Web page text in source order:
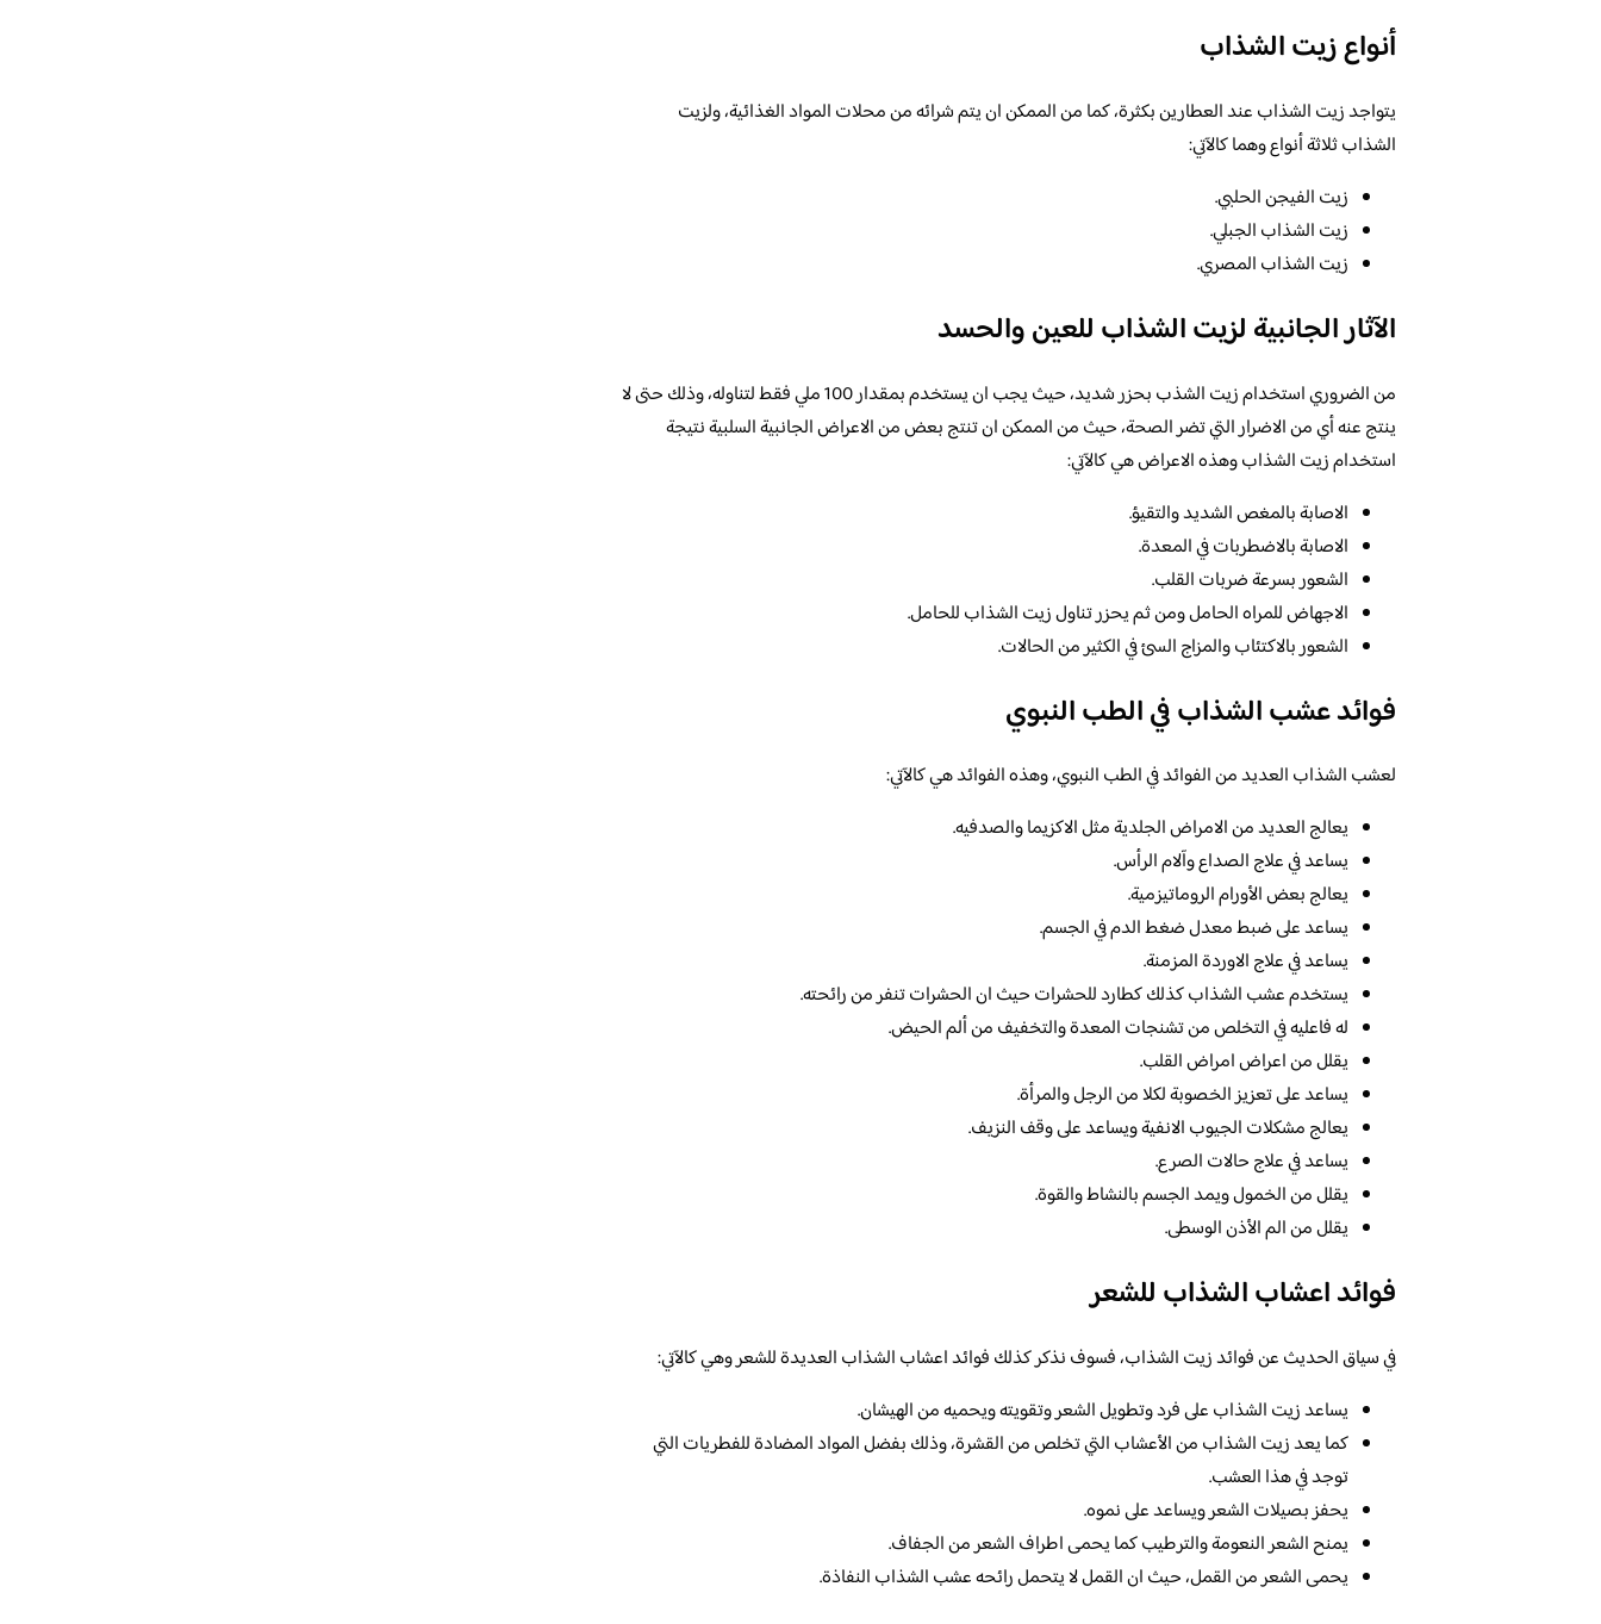
أنواع زيت الشذاب
يتواجد زيت الشذاب عند العطارين بكثرة، كما من الممكن ان يتم شرائه من محلات المواد الغذائية، ولزيت
الشذاب ثلاثة أنواع وهما كالآتي:
زيت الفيجن الحلبي.
زيت الشذاب الجبلي.
زيت الشذاب المصري.
الآثار الجانبية لزيت الشذاب للعين والحسد
من الضروري استخدام زيت الشذب بحزر شديد، حيث يجب ان يستخدم بمقدار 100 ملي فقط لتناوله، وذلك حتى لا
ينتج عنه أي من الاضرار التي تضر الصحة، حيث من الممكن ان تنتج بعض من الاعراض الجانبية السلبية نتيجة
استخدام زيت الشذاب وهذه الاعراض هي كالآتي:
الاصابة بالمغص الشديد والتقيؤ.
الاصابة بالاضطربات في المعدة.
الشعور بسرعة ضربات القلب.
الاجهاض للمراه الحامل ومن ثم يحزر تناول زيت الشذاب للحامل.
الشعور بالاكتئاب والمزاج السئ في الكثير من الحالات.
فوائد عشب الشذاب في الطب النبوي
لعشب الشذاب العديد من الفوائد في الطب النبوي، وهذه الفوائد هي كالآتي:
يعالج العديد من الامراض الجلدية مثل الاكزيما والصدفيه.
يساعد في علاج الصداع وآلام الرأس.
يعالج بعض الأورام الروماتيزمية.
يساعد على ضبط معدل ضغط الدم في الجسم.
يساعد في علاج الاوردة المزمنة.
يستخدم عشب الشذاب كذلك كطارد للحشرات حيث ان الحشرات تنفر من رائحته.
له فاعليه في التخلص من تشنجات المعدة والتخفيف من ألم الحيض.
يقلل من اعراض امراض القلب.
يساعد على تعزيز الخصوبة لكلا من الرجل والمرأة.
يعالج مشكلات الجيوب الانفية ويساعد على وقف النزيف.
يساعد في علاج حالات الصرع.
يقلل من الخمول ويمد الجسم بالنشاط والقوة.
يقلل من الم الأذن الوسطى.
فوائد اعشاب الشذاب للشعر
في سياق الحديث عن فوائد زيت الشذاب، فسوف نذكر كذلك فوائد اعشاب الشذاب العديدة للشعر وهي كالآتي:
يساعد زيت الشذاب على فرد وتطويل الشعر وتقويته ويحميه من الهيشان.
كما يعد زيت الشذاب من الأعشاب التي تخلص من القشرة، وذلك بفضل المواد المضادة للفطريات التي
توجد في هذا العشب.
يحفز بصيلات الشعر ويساعد على نموه.
يمنح الشعر النعومة والترطيب كما يحمى اطراف الشعر من الجفاف.
يحمى الشعر من القمل، حيث ان القمل لا يتحمل رائحه عشب الشذاب النفاذة.